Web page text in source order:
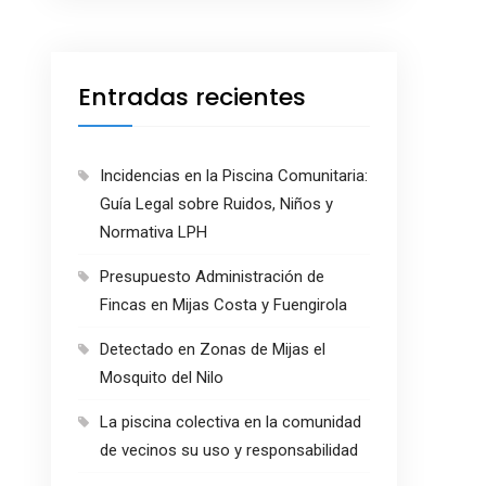
Entradas recientes
Incidencias en la Piscina Comunitaria:
Guía Legal sobre Ruidos, Niños y
Normativa LPH
Presupuesto Administración de
Fincas en Mijas Costa y Fuengirola
Detectado en Zonas de Mijas el
Mosquito del Nilo
La piscina colectiva en la comunidad
de vecinos su uso y responsabilidad